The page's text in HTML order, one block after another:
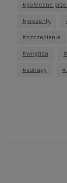
polecane
prezenty
szczepienia
wnętrza
zakupy